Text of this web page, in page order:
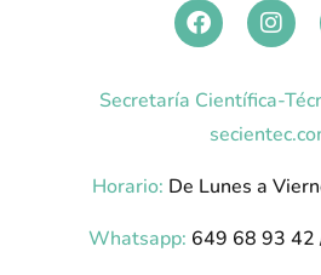
Secretaría Científica-
Horario: De Lunes a
Whatsapp: 649 68 93